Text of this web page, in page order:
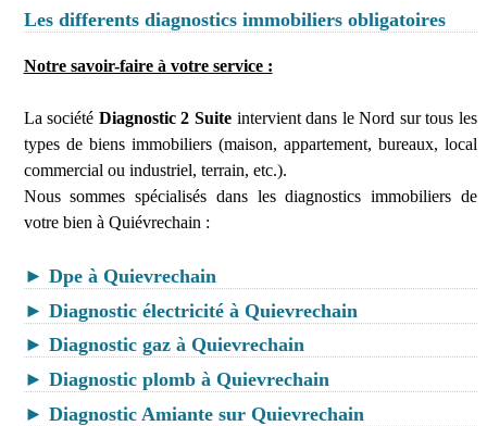
Les differents diagnostics immobiliers obligatoires
Notre savoir-faire à votre service :
La société Diagnostic 2 Suiteintervient dans le Nord sur tous les
types de biens immobiliers (maison, appartement, bureaux, local
commercial ou industriel, terrain, etc.).
Nous sommes spécialisés dans les diagnostics immobiliers de
votre bien à Quiévrechain :
► Dpe à Quievrechain
► Diagnostic électricité à Quievrechain
► Diagnostic gaz à Quievrechain
► Diagnostic plomb à Quievrechain
► Diagnostic Amiante sur Quievrechain